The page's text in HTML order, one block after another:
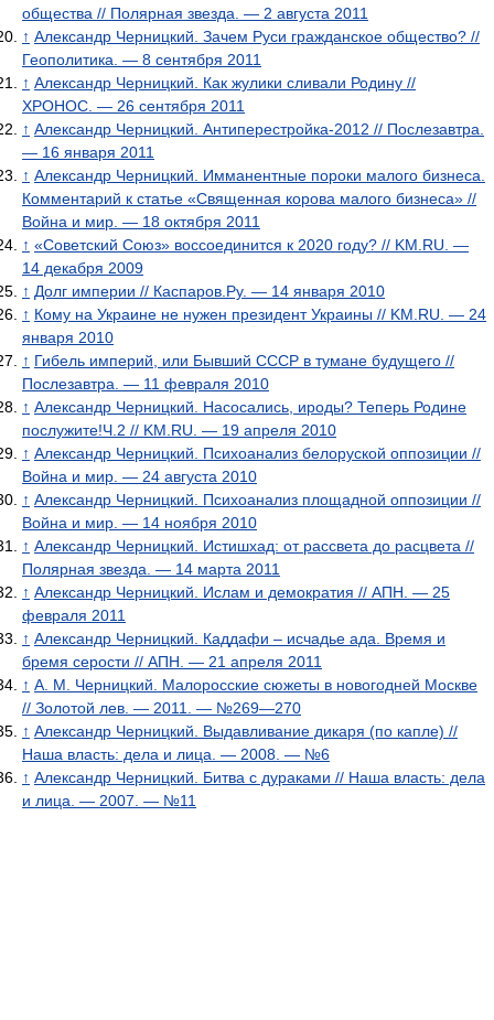
общества // Полярная звезда. — 2 августа 2011
↑ Александр Черницкий. Зачем Руси гражданское общество? //
Геополитика. — 8 сентября 2011
↑ Александр Черницкий. Как жулики сливали Родину //
ХРОНОС. — 26 сентября 2011
↑ Александр Черницкий. Антиперестройка-2012 // Послезавтра.
— 16 января 2011
↑ Александр Черницкий. Имманентные пороки малого бизнеса.
Комментарий к статье «Священная корова малого бизнеса» //
Война и мир. — 18 октября 2011
↑ «Советский Союз» воссоединится к 2020 году? // KM.RU. —
14 декабря 2009
↑ Долг империи // Каспаров.Ру. — 14 января 2010
↑ Кому на Украине не нужен президент Украины // KM.RU. — 24
января 2010
↑ Гибель империй, или Бывший СССР в тумане будущего //
Послезавтра. — 11 февраля 2010
↑ Александр Черницкий. Насосались, ироды? Теперь Родине
послужите!Ч.2 // KM.RU. — 19 апреля 2010
↑ Александр Черницкий. Психоанализ белоруской оппозиции //
Война и мир. — 24 августа 2010
↑ Александр Черницкий. Психоанализ площадной оппозиции //
Война и мир. — 14 ноября 2010
↑ Александр Черницкий. Истишхад: от рассвета до расцвета //
Полярная звезда. — 14 марта 2011
↑ Александр Черницкий. Ислам и демократия // АПН. — 25
февраля 2011
↑ Александр Черницкий. Каддафи – исчадье ада. Время и
бремя серости // АПН. — 21 апреля 2011
↑ А. М. Черницкий. Малоросские сюжеты в новогодней Москве
// Золотой лев. — 2011. — №269—270
↑ Александр Черницкий. Выдавливание дикаря (по капле) //
Наша власть: дела и лица. — 2008. — №6
↑ Александр Черницкий. Битва с дураками // Наша власть: дела
и лица. — 2007. — №11